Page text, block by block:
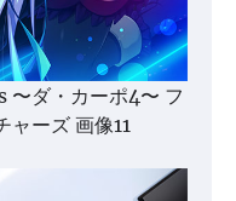
ダ・カーポ4〜 フ
ャーズ 画像11